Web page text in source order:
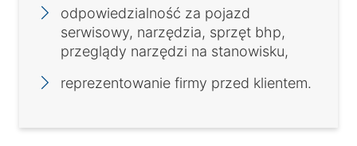
odpowiedzialność za pojazd
serwisowy, narzędzia, sprzęt bhp,
przeglądy narzędzi na stanowisku,
reprezentowanie firmy przed klientem.